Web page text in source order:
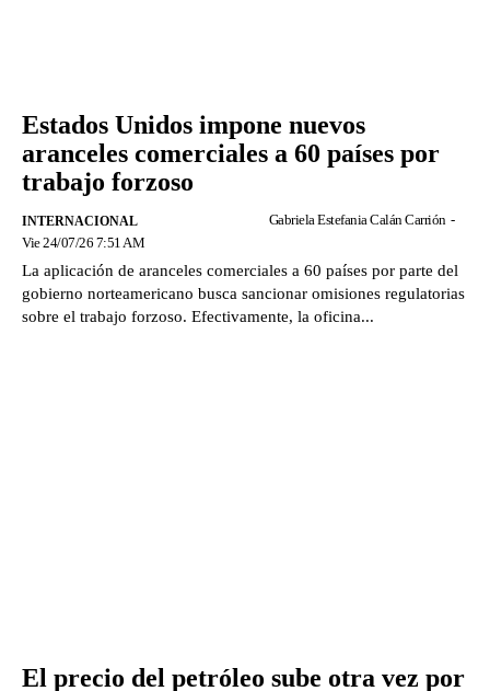
Estados Unidos impone nuevos
aranceles comerciales a 60 países por
trabajo forzoso
INTERNACIONAL Gabriela Estefania Calán Carrión -
Vie 24/07/26 7:51 AM
La aplicación de aranceles comerciales a 60 países por parte del
gobierno norteamericano busca sancionar omisiones regulatorias
sobre el trabajo forzoso. Efectivamente, la oficina...
El precio del petróleo sube otra vez por